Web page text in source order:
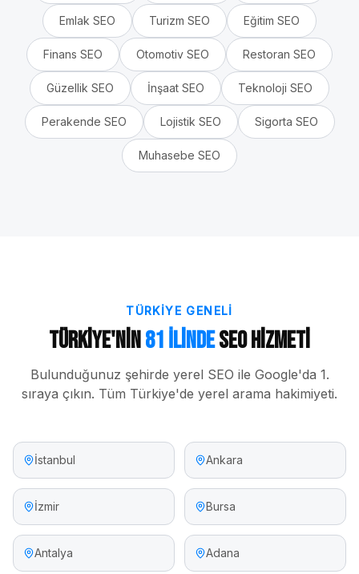
Emlak SEO Turizm SEO Eğitim SEO
Finans SEO Otomotiv SEO Restoran SEO
Güzellik SEO İnşaat SEO Teknoloji SEO
Perakende SEO Lojistik SEO Sigorta SEO
Muhasebe SEO
TÜRKIYE GENELI
Türkiye'nin81 İlindeSEO Hizmeti
Bulunduğunuz şehirde yerel SEO ile Google'da 1.
sıraya çıkın. Tüm Türkiye'de yerel arama hakimiyeti.
İstanbul Ankara
İzmir Bursa
Antalya Adana